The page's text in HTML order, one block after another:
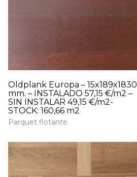
Oldplank Europa – 15x189x1830
mm. – INSTALADO 57,15 €/m2 –
SIN INSTALAR 49,15 €/m2-
STOCK: 160,66 m2
Parquet flotante